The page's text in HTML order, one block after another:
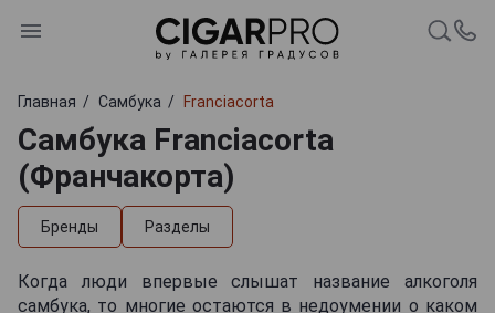
Главная Самбука Franciacorta
Самбука Franciacorta
(Франчакорта)
Бренды Разделы
Когда люди впервые слышат название алкоголя
самбука, то многие остаются в недоумении о каком